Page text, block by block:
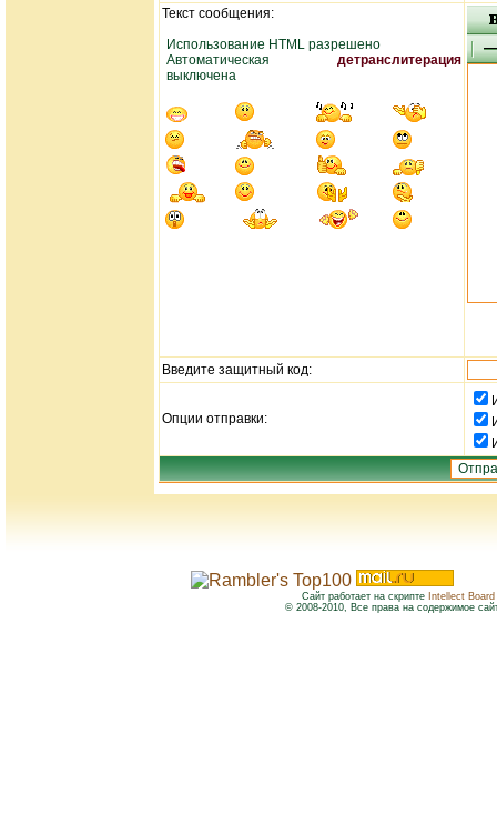
Текст сообщения:
Использование HTML разрешено
Автоматическая детранслитерация
выключена
Введите защитный код:
Опции отправки:
Сайт работает на скрипте Intellect Board
© 2008-2010, Все права на содержимое